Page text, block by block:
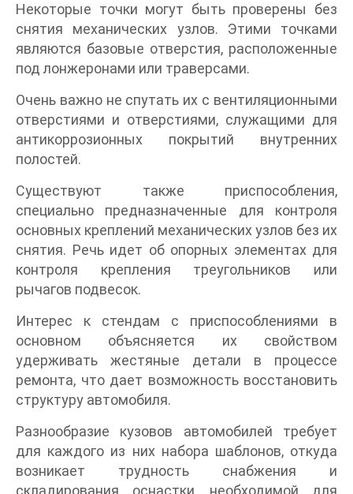
Некоторые точки могут быть проверены без
снятия механических узлов. Этими точками
являются базовые отверстия, расположенные
под лонжеронами или траверсами.
Очень важно не спутать их с вентиляционными
отверстиями и отверстиями, служащими для
антикоррозионных покрытий внутренних
полостей.
Существуют также приспособления,
специально предназначенные для контроля
основных креплений механических узлов без их
снятия. Речь идет об опорных элементах для
контроля крепления треугольников или
рычагов подвесок.
Интерес к стендам с приспособлениями в
основном объясняется их свойством
удерживать жестяные детали в процессе
ремонта, что дает возможность восстановить
структуру автомобиля.
Разнообразие кузовов автомобилей требует
для каждого из них набора шаблонов, откуда
возникает трудность снабжения и